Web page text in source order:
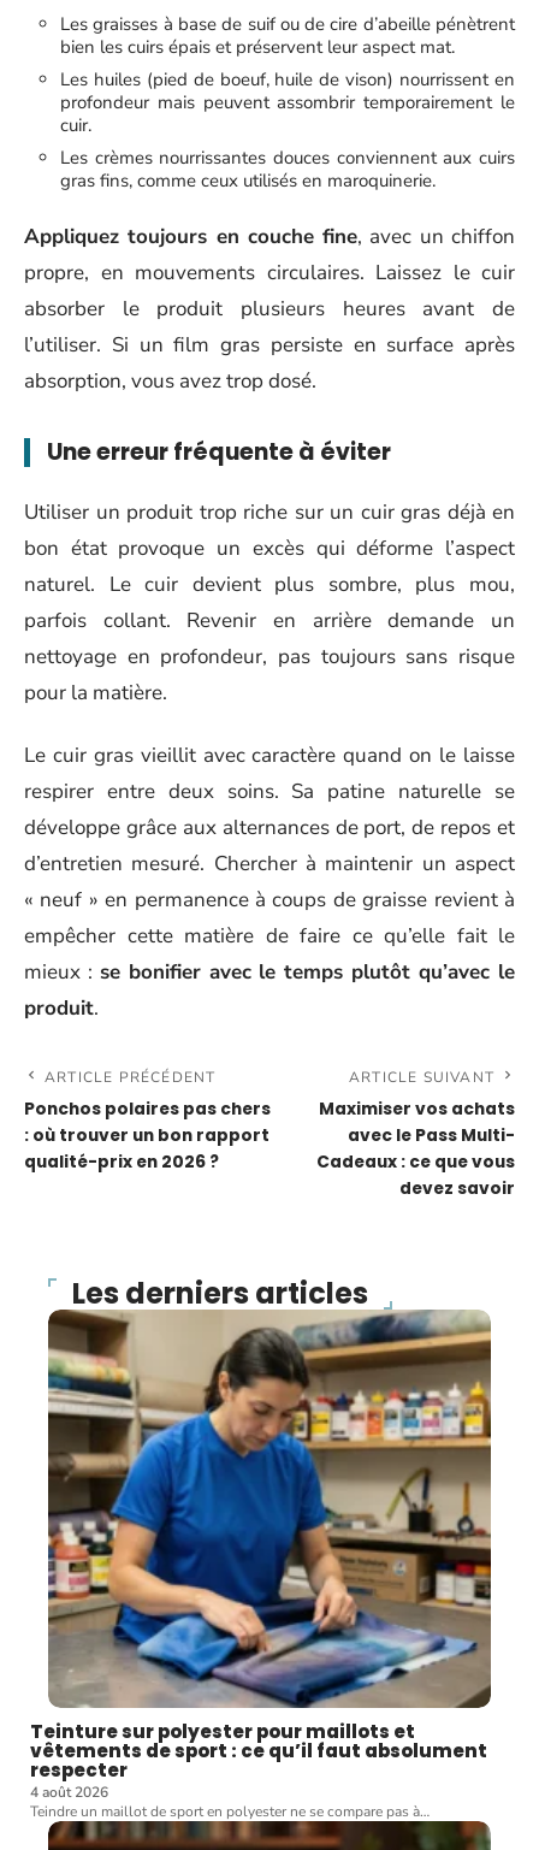
Les graisses à base de suif ou de cire d’abeille pénètrent
bien les cuirs épais et préservent leur aspect mat.
Les huiles (pied de boeuf, huile de vison) nourrissent en
profondeur mais peuvent assombrir temporairement le
cuir.
Les crèmes nourrissantes douces conviennent aux cuirs
gras fins, comme ceux utilisés en maroquinerie.
Appliquez toujours en couche fine, avec un chiffon
propre, en mouvements circulaires. Laissez le cuir
absorber le produit plusieurs heures avant de
l’utiliser. Si un film gras persiste en surface après
absorption, vous avez trop dosé.
Une erreur fréquente à éviter
Utiliser un produit trop riche sur un cuir gras déjà en
bon état provoque un excès qui déforme l’aspect
naturel. Le cuir devient plus sombre, plus mou,
parfois collant. Revenir en arrière demande un
nettoyage en profondeur, pas toujours sans risque
pour la matière.
Le cuir gras vieillit avec caractère quand on le laisse
respirer entre deux soins. Sa patine naturelle se
développe grâce aux alternances de port, de repos et
d’entretien mesuré. Chercher à maintenir un aspect
« neuf » en permanence à coups de graisse revient à
empêcher cette matière de faire ce qu’elle fait le
mieux : se bonifier avec le temps plutôt qu’avec le
produit.
ARTICLE PRÉCÉDENT
Ponchos polaires pas chers
: où trouver un bon rapport
qualité-prix en 2026 ?
ARTICLE SUIVANT
Maximiser vos achats
avec le Pass Multi-
Cadeaux : ce que vous
devez savoir
Les derniers articles
Teinture sur polyester pour maillots et
vêtements de sport : ce qu’il faut absolument
respecter
4 août 2026
Teindre un maillot de sport en polyester ne se compare pas à…